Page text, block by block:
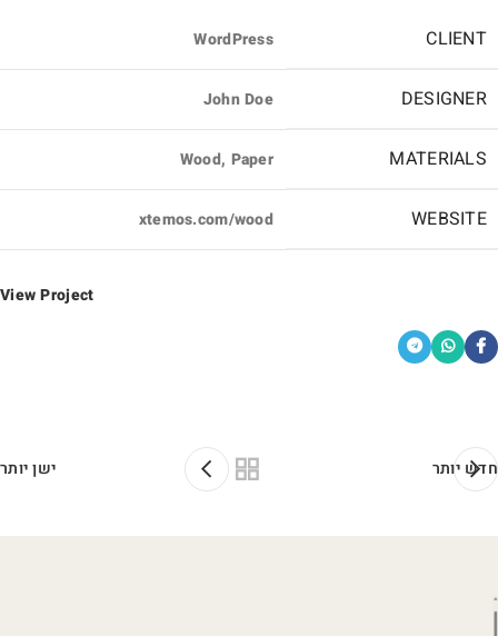
CLIENT
WordPress
DESIGNER
John Doe
MATERIALS
Wood, Paper
WEBSITE
xtemos.com/wood
View Project
חדש יותר ישן יותר